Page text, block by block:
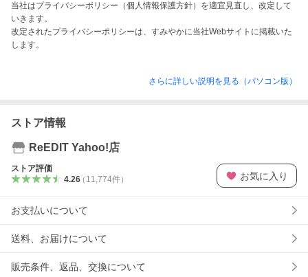
当社はプライバシーポリシー（個人情報保護方針）を適宜見直し、改定して
いきます。
改定されたプライバシーポリシーは、すみやかに当社Webサイトに掲載いた
します。
さらに詳しい説明を見る（パソコン版）
ストア情報
ReEDIT Yahoo!店
ストア評価
4.26（ 11,774件） お気に入り
お支払いについて
送料、お届けについて
販売条件、返品、交換について